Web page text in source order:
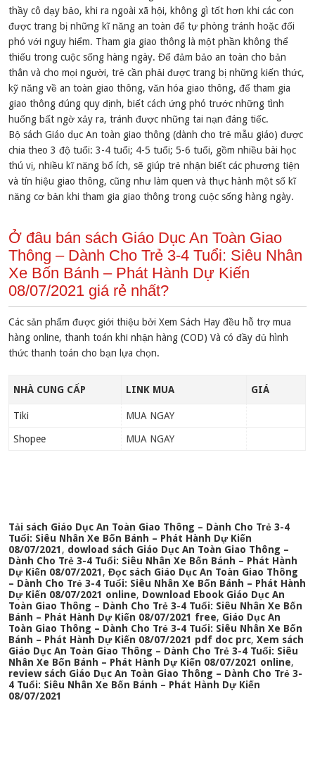
thầy cô dạy bảo, khi ra ngoài xã hội, không gì tốt hơn khi các con
được trang bị những kĩ năng an toàn để tự phòng tránh hoặc đối
phó với nguy hiểm. Tham gia giao thông là một phần không thể
thiếu trong cuộc sống hàng ngày. Để đảm bảo an toàn cho bản
thân và cho mọi người, trẻ cần phải được trang bị những kiến thức,
kỹ năng về an toàn giao thông, văn hóa giao thông, để tham gia
giao thông đúng quy định, biết cách ứng phó trước những tình
huống bất ngờ xảy ra, tránh được những tai nạn đáng tiếc.
Bộ sách Giáo dục An toàn giao thông (dành cho trẻ mẫu giáo) được
chia theo 3 độ tuổi: 3-4 tuổi; 4-5 tuổi; 5-6 tuổi, gồm nhiều bài học
thú vị, nhiều kĩ năng bổ ích, sẽ giúp trẻ nhận biết các phương tiện
và tín hiệu giao thông, cũng như làm quen và thực hành một số kĩ
năng cơ bản khi tham gia giao thông trong cuộc sống hàng ngày.
Ở đâu bán sách Giáo Dục An Toàn Giao
Thông – Dành Cho Trẻ 3-4 Tuổi: Siêu Nhân
Xe Bốn Bánh – Phát Hành Dự Kiến
08/07/2021 giá rẻ nhất?
Các sản phẩm được giới thiệu bởi Xem Sách Hay đều hỗ trợ mua
hàng online, thanh toán khi nhận hàng (COD) Và có đầy đủ hình
thức thanh toán cho bạn lựa chọn.
NHÀ CUNG CẤP LINK MUA GIÁ
Tiki MUA NGAY
Shopee MUA NGAY
Tải sách Giáo Dục An Toàn Giao Thông – Dành Cho Trẻ 3-4
Tuổi: Siêu Nhân Xe Bốn Bánh – Phát Hành Dự Kiến
08/07/2021, dowload sách Giáo Dục An Toàn Giao Thông –
Dành Cho Trẻ 3-4 Tuổi: Siêu Nhân Xe Bốn Bánh – Phát Hành
Dự Kiến 08/07/2021,Đọc sách Giáo Dục An Toàn Giao Thông
– Dành Cho Trẻ 3-4 Tuổi: Siêu Nhân Xe Bốn Bánh – Phát Hành
Dự Kiến 08/07/2021 online, Download Ebook Giáo Dục An
Toàn Giao Thông – Dành Cho Trẻ 3-4 Tuổi: Siêu Nhân Xe Bốn
Bánh – Phát Hành Dự Kiến 08/07/2021 free, Giáo Dục An
Toàn Giao Thông – Dành Cho Trẻ 3-4 Tuổi: Siêu Nhân Xe Bốn
Bánh – Phát Hành Dự Kiến 08/07/2021 pdf doc prc,Xem sách
Giáo Dục An Toàn Giao Thông – Dành Cho Trẻ 3-4 Tuổi: Siêu
Nhân Xe Bốn Bánh – Phát Hành Dự Kiến 08/07/2021 online,
review sách Giáo Dục An Toàn Giao Thông – Dành Cho Trẻ 3-
4 Tuổi: Siêu Nhân Xe Bốn Bánh – Phát Hành Dự Kiến
08/07/2021